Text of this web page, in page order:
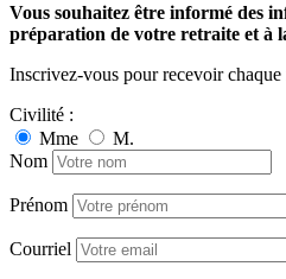
Vous souhaitez être informé des
préparation de votre retraite et à
Inscrivez-vous pour recevoir
Civilité :
Mme
M.
Nom
Prénom
Courriel